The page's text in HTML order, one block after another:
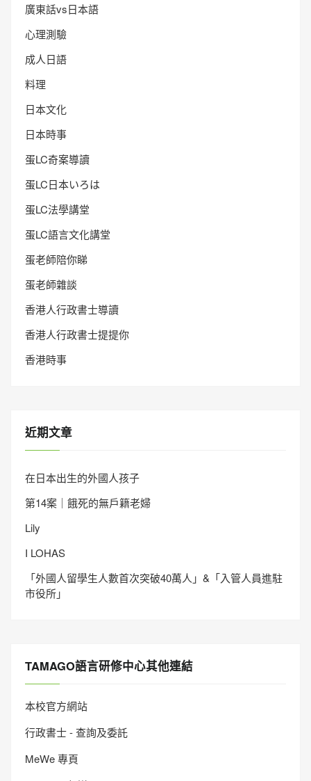
廣東話vs日本語
心理測驗
成人日語
料理
日本文化
日本時事
蛋LC奇案導讀
蛋LC日本いろは
蛋LC法學講堂
蛋LC語言文化講堂
蛋老師陪你睇
蛋老師雜談
香港人行政書士導讀
香港人行政書士提提你
香港時事
近期文章
在日本出生的外國人孩子
第14案｜餓死的無戶籍老婦
Lily
I LOHAS
「外國人留學生人數首次突破40萬人」&「入管人員進駐
市役所」
TAMAGO語言研修中心其他連結
本校官方網站
行政書士 - 查詢及委託
MeWe 專頁